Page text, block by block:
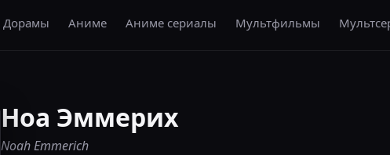
Дорамы Аниме Аниме сериалы Мультфильмы
Ноа Эммерих
Noah Emmerich